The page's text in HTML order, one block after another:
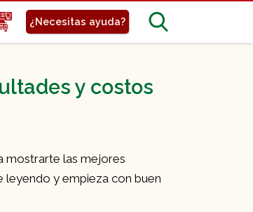
¿Necesitas ayuda?
y costos
mostrarte las mejores
leyendo y empieza con buen